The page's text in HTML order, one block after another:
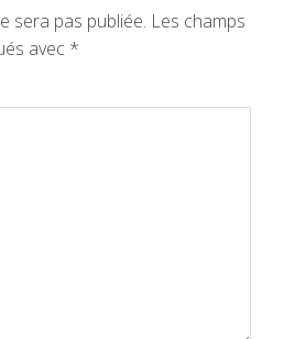
sera pas publiée. Les champs
avec *